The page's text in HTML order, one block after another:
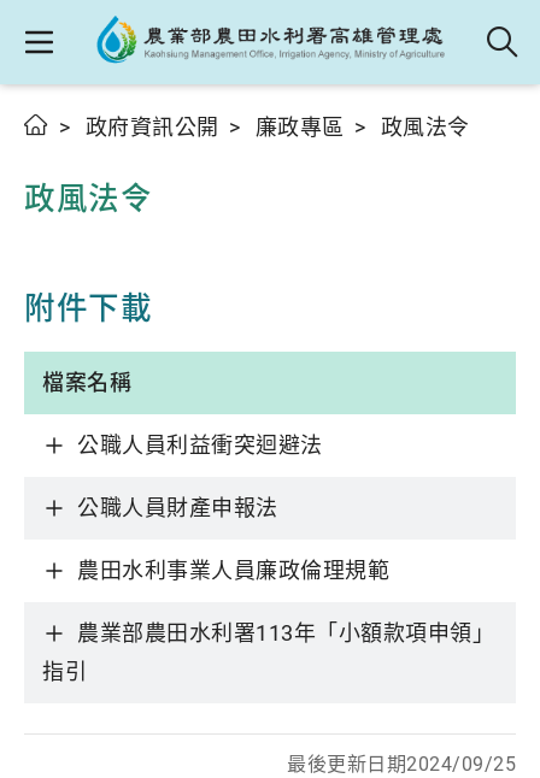
政府資訊公開 廉政專區 政風法令
政風法令
附件下載
檔案名稱
公職人員利益衝突迴避法
公職人員財產申報法
農田水利事業人員廉政倫理規範
農業部農田水利署113年「小額款項申領」
指引
最後更新日期2024/09/25